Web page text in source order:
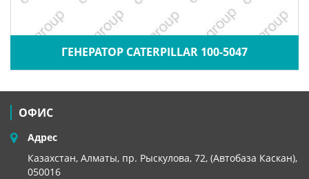
ГЕНЕРАТОР CATERPILLAR 100-5047
ОФИС
Адрес
Казахстан, Алматы, пр. Рыскулова, 72, (Автобаза Каскан),
050016